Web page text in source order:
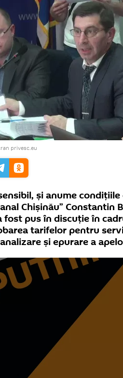
privesc.eu
și anume
Chișinău” Constantin
fost pus în discuție în
tarifelor pentru
și epurare a